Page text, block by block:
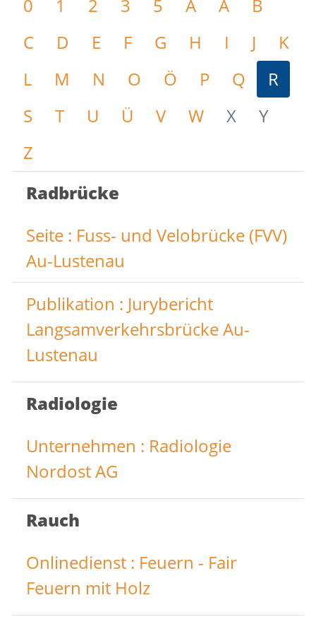
0 1 2 3 5 A Ä
B
C
D E F G H I J
K
L
M N O Ö P Q
R
S
T U Ü V W X
Y
Z
Radbrücke
Seite : Fuss- und Velobrücke (FVV)
Au-Lustenau
Publikation : Jurybericht
Langsamverkehrsbrücke Au-
Lustenau
Radiologie
Unternehmen : Radiologie
Nordost AG
Rauch
Onlinedienst : Feuern - Fair
Feuern mit Holz